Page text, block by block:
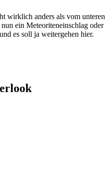
wirklich anders als vom
ein Meteoriteneinschlag
es soll ja weitergehen hier.